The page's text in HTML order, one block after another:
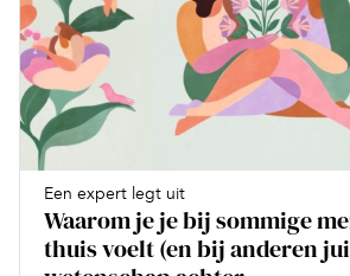
Een expert legt uit
Waarom je je bij sommige
thuis voelt (en bij anderen